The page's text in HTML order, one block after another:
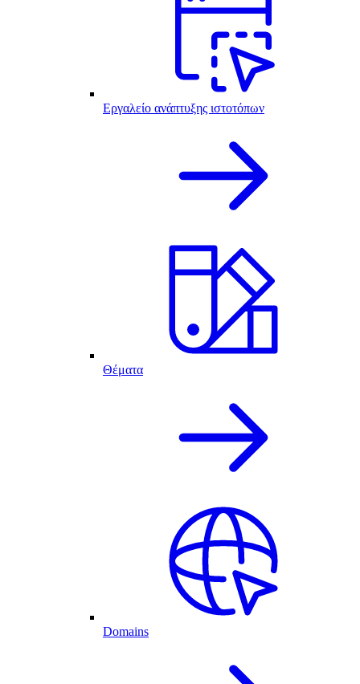
Εργαλείο ανάπτυξης ιστοτόπων
Θέματα
Domains